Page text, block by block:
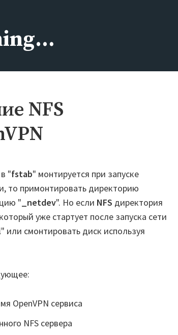
NFS
"fstab" монтируется при запуске
то примонтировать директорию
" _netdev". Но если NFS директория
уже стартует после запуска сети
" или смонтировать диск используя
OpenVPN сервиса
NFS сервера